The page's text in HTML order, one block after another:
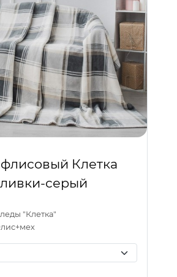
Клетка
серый
"Клетка"